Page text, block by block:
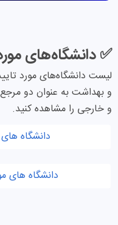
✅ دانشگاه‌های
لیست دانشگاه‌های مورد
و بهداشت به عنوان دو
و خارجی را مشاهده کنید.
دانشگاه
دانشگاه های